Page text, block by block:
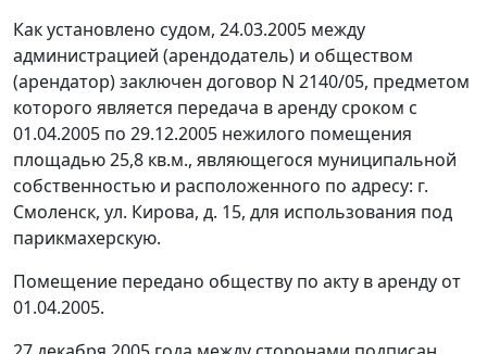
Как установлено судом, 24.03.2005 между
администрацией (арендодатель) и обществом
(арендатор) заключен договор N 2140/05, предметом
которого является передача в аренду сроком с
01.04.2005 по 29.12.2005 нежилого помещения
площадью 25,8 кв.м., являющегося муниципальной
собственностью и расположенного по адресу: г.
Смоленск, ул. Кирова, д. 15, для использования под
парикмахерскую.
Помещение передано обществу по акту в аренду от
01.04.2005.